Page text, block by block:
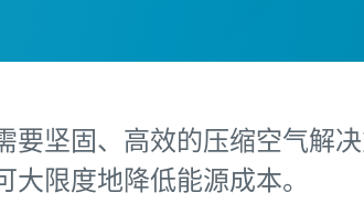
要坚固、高效的压缩空气解
限度地降低能源成本。